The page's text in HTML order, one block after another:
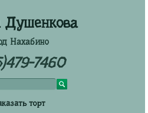
Душенкова
Нахабино
7460
торт